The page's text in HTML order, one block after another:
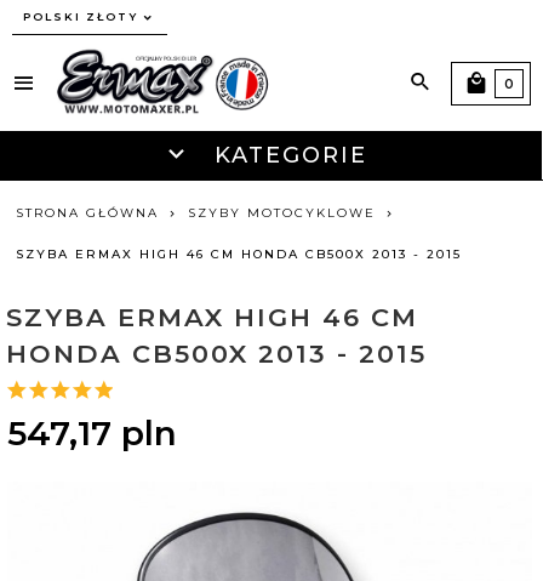
currency_h
POLSKI ZŁOTY
KATEGORIE
0
STRONA GŁÓWNA SZYBY MOTOCYKLOWE
SZYBA ERMAX HIGH 46 CM HONDA CB500X 2013 - 2015
SZYBA ERMAX HIGH 46 CM
HONDA CB500X 2013 - 2015
547,17 pln